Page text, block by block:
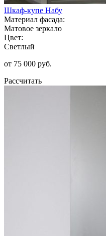
Шкаф-купе Набу
Материал фасада:
Матовое зеркало
Цвет:
Светлый
от 75 000 руб.
Рассчитать